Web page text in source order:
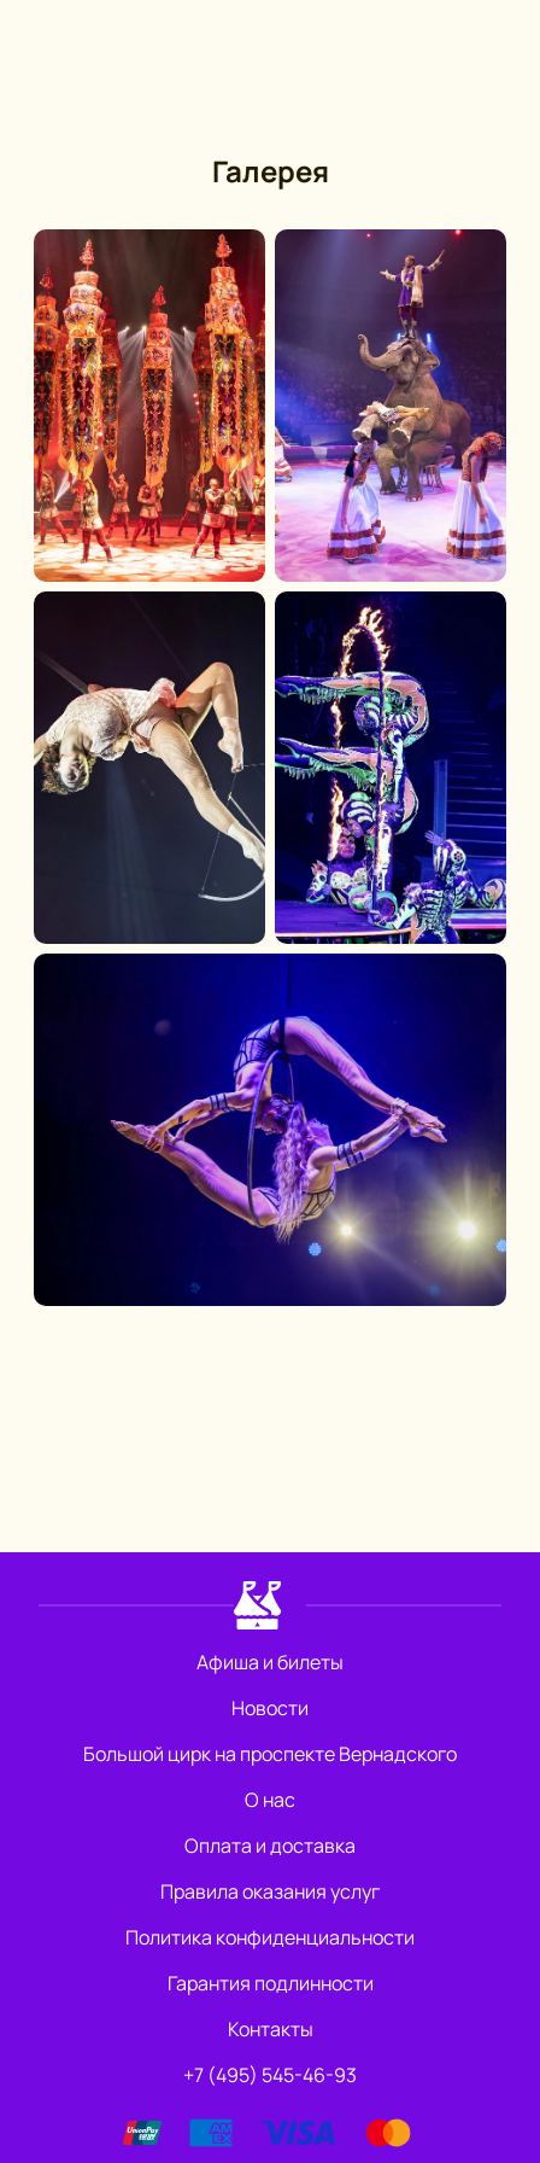
Галерея
Афиша и билеты
Новости
Большой цирк на проспекте Вернадского
О нас
Оплата и доставка
Правила оказания услуг
Политика конфиденциальности
Гарантия подлинности
Контакты
+7 (495) 545-46-93